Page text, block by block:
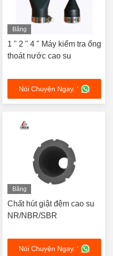
Băng
hình
1 " 2 " 4 " Máy kiểm tra ống
thoát nước cao su
Nói Chuyện Ngay. '
Băng
hình
Chất hút giật đệm cao su
NR/NBR/SBR
Nói Chuyện Ngay. '